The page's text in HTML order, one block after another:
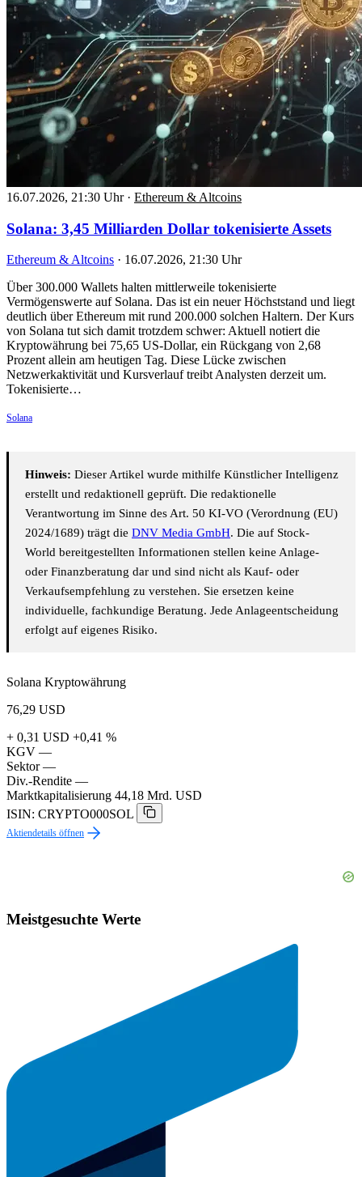
16.07.2026, 21:30 Uhr · Ethereum & Altcoins
Solana: 3,45 Milliarden Dollar tokenisierte Assets
Ethereum & Altcoins · 16.07.2026, 21:30 Uhr
Über 300.000 Wallets halten mittlerweile tokenisierte
Vermögenswerte auf Solana. Das ist ein neuer Höchststand und liegt
deutlich über Ethereum mit rund 200.000 solchen Haltern. Der Kurs
von Solana tut sich damit trotzdem schwer: Aktuell notiert die
Kryptowährung bei 75,65 US-Dollar, ein Rückgang von 2,68
Prozent allein am heutigen Tag. Diese Lücke zwischen
Netzwerkaktivität und Kursverlauf treibt Analysten derzeit um.
Tokenisierte…
Solana
Hinweis: Dieser Artikel wurde mithilfe Künstlicher Intelligenz
erstellt und redaktionell geprüft. Die redaktionelle
Verantwortung im Sinne des Art. 50 KI-VO (Verordnung (EU)
2024/1689) trägt die DNV Media GmbH. Die auf Stock-
World bereitgestellten Informationen stellen keine Anlage-
oder Finanzberatung dar und sind nicht als Kauf- oder
Verkaufsempfehlung zu verstehen. Sie ersetzen keine
individuelle, fachkundige Beratung. Jede Anlageentscheidung
erfolgt auf eigenes Risiko.
Solana Kryptowährung
76,29 USD
+ 0,31 USD +0,41 %
KGV —
Sektor —
Div.-Rendite —
Marktkapitalisierung 44,18 Mrd. USD
ISIN: CRYPTO000SOL
Aktiendetails öffnen
Meistgesuchte Werte